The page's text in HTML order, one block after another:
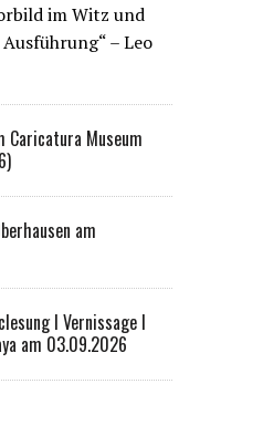
im Witz und
– Leo
Caricatura Museum
am
I Vernissage I
am 03.09.2026